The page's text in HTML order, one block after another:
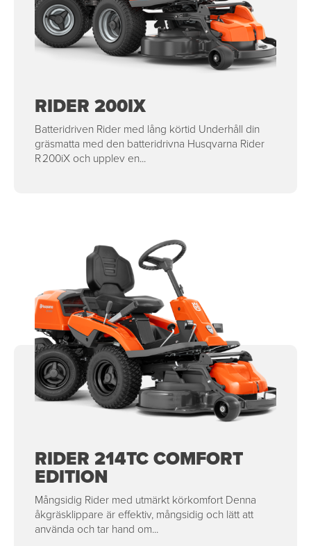
RIDER 200IX
Batteridriven Rider med lång körtid Underhåll din
gräsmatta med den batteridrivna Husqvarna Rider
R 200iX och upplev en...
RIDER 214TC COMFORT
EDITION
Mångsidig Rider med utmärkt körkomfort Denna
åkgräsklippare är effektiv, mångsidig och lätt att
använda och tar hand om...